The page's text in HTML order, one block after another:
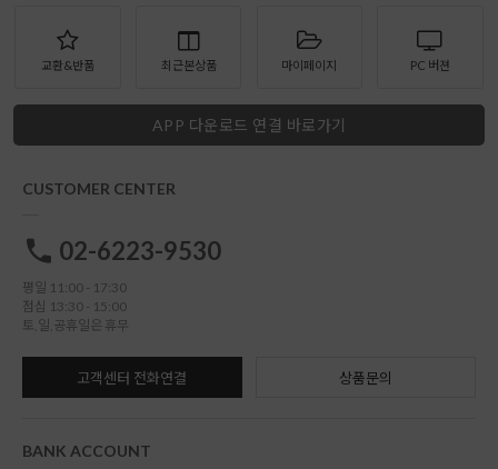
교환&반품 최근본상품 마이페이지 PC 버젼
APP 다운로드 연결 바로가기
CUSTOMER CENTER
02-6223-9530
평일 11:00 - 17:30
점심 13:30 - 15:00
토,일,공휴일은 휴무
고객센터 전화연결 상품문의
BANK ACCOUNT